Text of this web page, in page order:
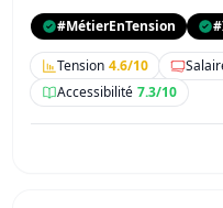
#MétierEnTension
Tension 4.6/10
Accessibilité 7.3/10